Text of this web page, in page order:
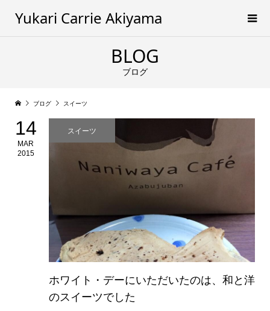
Yukari Carrie Akiyama
BLOG
ブログ
ブログ スイーツ
14
MAR
2015
スイーツ
ホワイト・デーにいただいたのは、和と洋
のスイーツでした